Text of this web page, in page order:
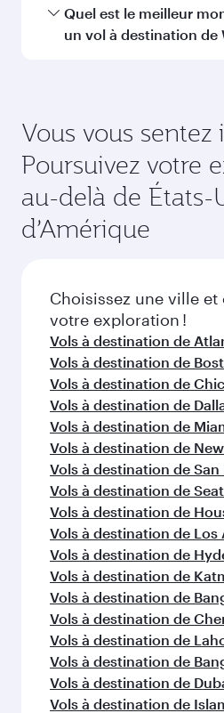
La disponibilité des
de l'itinéraire et de la
en Classe Économique.
disponibles peuvent varier
par nos partenaires.
du vol au moment de la
Quel est le meilleur
un vol à destination de
meilleurs tarifs aux dates
tarifs varient en fonction
saisonnière, de la
la disponibilité des classes
Vous vous sentez
Poursuivez votre
au-delà de États-
d’Amérique
Choisissez une ville et
votre exploration !
Vols à destination de
Vols à destination de
Vols à destination de
Vols à destination de
Vols à destination de
Vols à destination de
Vols à destination de San
Vols à destination de
Vols à destination de
Vols à destination de Los
Vols à destination de
Vols à destination de
Vols à destination de
Vols à destination de
Vols à destination de
Vols à destination de
Vols à destination de
Vols à destination de